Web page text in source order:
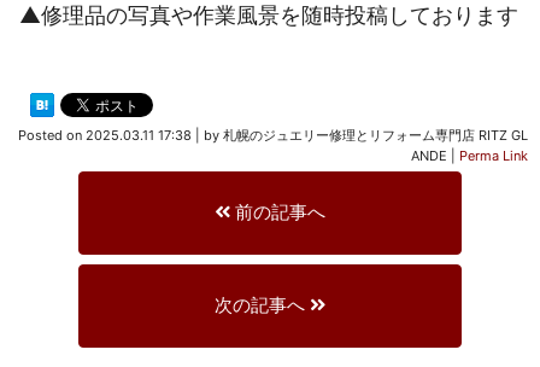
▲修理品の写真や作業風景を随時投稿しております
Posted on 2025.03.11 17:38 by 札幌のジュエリー修理とリフォーム専門店 RITZ GL
ANDE
Perma Link
前の記事へ
次の記事へ